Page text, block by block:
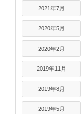
2021年7月
2020年5月
2020年2月
2019年11月
2019年8月
2019年5月